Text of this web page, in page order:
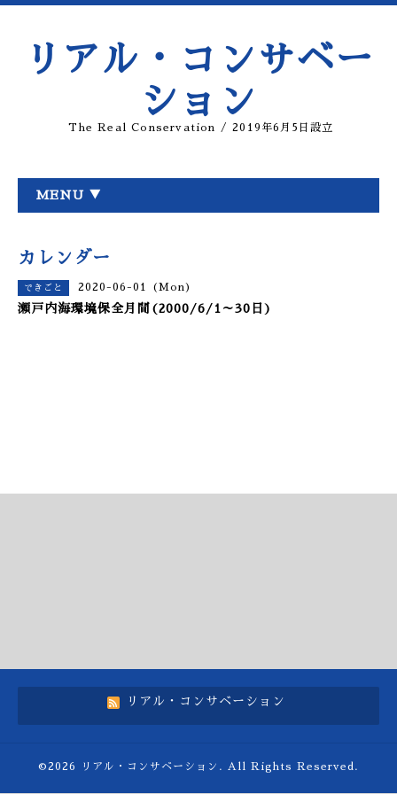
リアル・コンサベー
ション
The Real Conservation / 2019年6月5日設立
MENU ▼
カレンダー
できごと 2020-06-01 (Mon)
瀬戸内海環境保全月間(2000/6/1～30日)
リアル・コンサベーション
©2026 リアル・コンサベーション . All Rights Reserved.